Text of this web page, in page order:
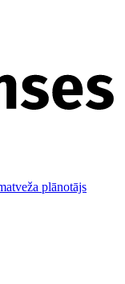
plānotājs